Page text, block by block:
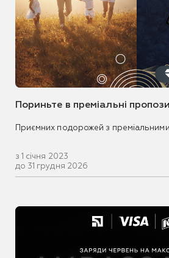
Пориньте в преміальні
Приємних подорожей з
з 1 січня 2023
до 31 грудня 2026